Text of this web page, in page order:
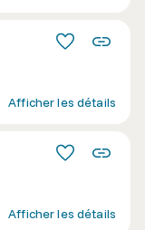
Afficher les détails
Afficher les détails